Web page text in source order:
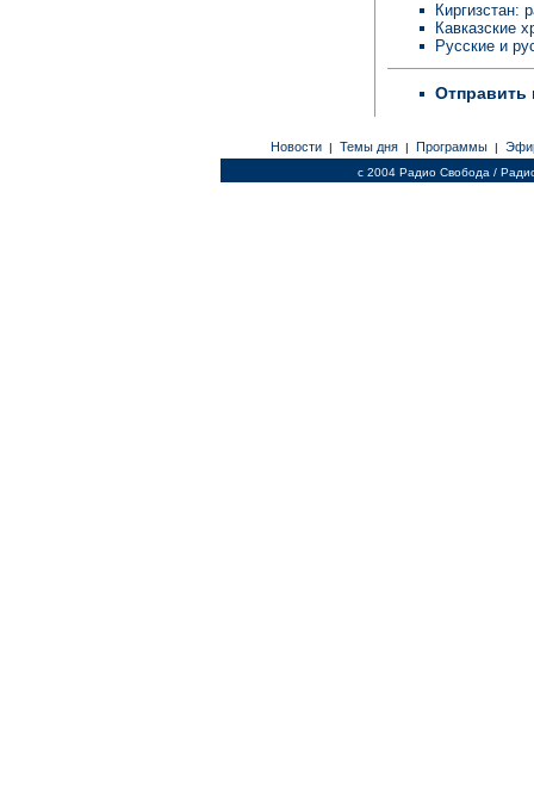
Киргизстан:
Кавказские
Русские и
Отправить
Новости | Темы дня | Программы |
c 2004 Радио Свобода /